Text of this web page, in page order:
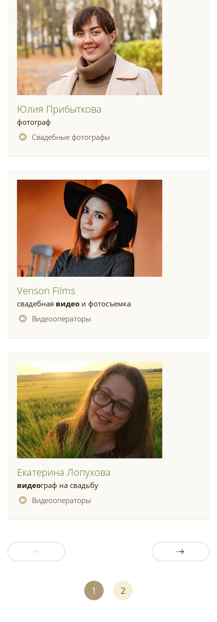
Юлия Прибыткова
фотограф
Свадебные фотографы
Venson Films
свадебная видео и фотосъемка
Видеооператоры
Екатерина Лопухова
видеограф на свадьбу
Видеооператоры
1 2